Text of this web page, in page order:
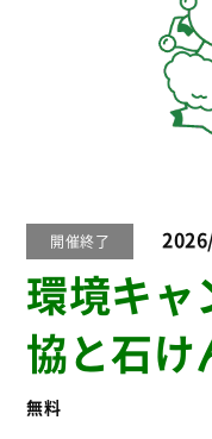
開催終了
環境キ
協と石け
無料